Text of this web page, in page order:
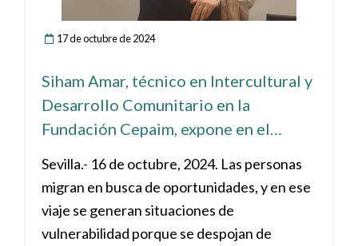
consectetur adipiscing elit. Integer
malesuada fermentum ante Lorem ipsum
17 de octubre de 2024
Siham Amar, técnico en Intercultural y
Desarrollo Comunitario en la
Fundación Cepaim, expone en el
Sevilla.- 16 de octubre, 2024. Las personas
migran en busca de oportunidades, y en ese
viaje se generan situaciones de
vulnerabilidad porque se despojan de